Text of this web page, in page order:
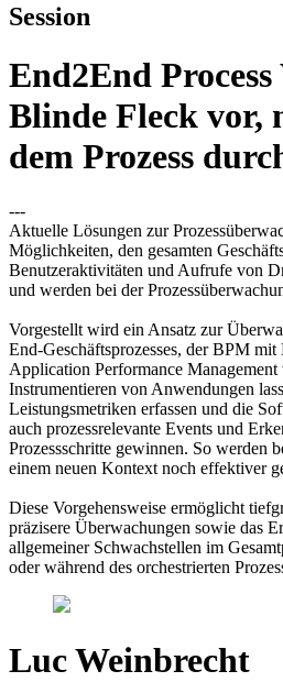
Session
End2End
Blinde Fleck vor,
dem Prozess
---
Aktuelle Lösungen zur
Möglichkeiten, den gesamten
Benutzeraktivitäten und Aufrufe von
und werden bei der
Vorgestellt wird ein Ansatz zur
End-Geschäftsprozesses, der BPM
Application Performance
Instrumentieren von Anwendungen
Leistungsmetriken erfassen und die
auch prozessrelevante Events und
Prozessschritte gewinnen. So werden
einem neuen Kontext noch effektiver
Diese Vorgehensweise ermöglicht
präzisere Überwachungen sowie das
allgemeiner Schwachstellen im
oder während des orchestrierten
Luc Weinbrecht